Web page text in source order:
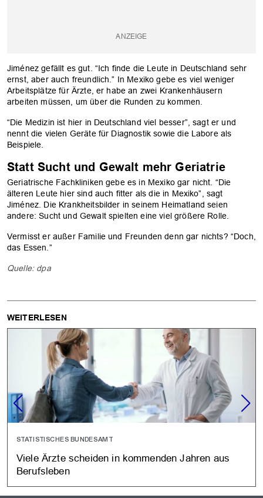
Jiménez gefällt es gut. “Ich finde die Leute in Deutschland sehr
ernst, aber auch freundlich.” In Mexiko gebe es viel weniger
Arbeitsplätze für Ärzte, er habe an zwei Krankenhäusern
arbeiten müssen, um über die Runden zu kommen.
“Die Medizin ist hier in Deutschland viel besser”, sagt er und
nennt die vielen Geräte für Diagnostik sowie die Labore als
Beispiele.
Statt Sucht und Gewalt mehr Geriatrie
Geriatrische Fachkliniken gebe es in Mexiko gar nicht. “Die
älteren Leute hier sind auch fitter als die in Mexiko”, sagt
Jiménez. Die Krankheitsbilder in seinem Heimatland seien
andere: Sucht und Gewalt spielten eine viel größere Rolle.
Vermisst er außer Familie und Freunden denn gar nichts? “Doch,
das Essen.”
Quelle: dpa
WEITERLESEN
STATISTISCHES BUNDESAMT
Viele Ärzte scheiden in kommenden Jahren aus
Berufsleben